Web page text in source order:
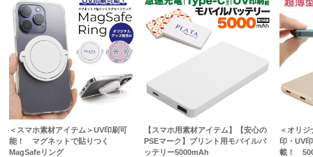
＜スマホ素材アイテム＞UV印刷可
能！ マグネットで貼りつく
MagSafeリング
【スマホ用素材アイテム】【安心の
PSEマーク】プリント用モバイルバ
ッテリー5000mAh
＜オリ
印・UV
載！